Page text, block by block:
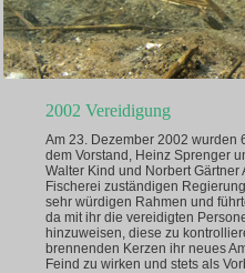
2002 Vereidigung
Am 23. Dezember 2002 wurden
dem Vorstand, Heinz Sprenger
Walter Kind und Norbert
Fischerei zuständigen
sehr würdigen Rahmen und
da mit ihr die vereidigten
hinzuweisen, diese zu
brennenden Kerzen ihr neues
Feind zu wirken und stets als